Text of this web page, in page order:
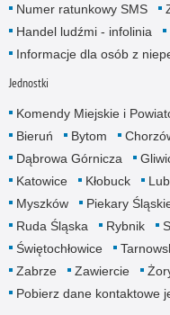
Numer ratunkowy SMS
Handel ludźmi - infolinia
Informacje dla osób z
Jednostki
Komendy Miejskie i
Bieruń
Bytom
Dąbrowa Górnicza
Katowice
Kłobuck
Myszków
Piekary
Ruda Śląska
Rybnik
Świętochłowice
Zabrze
Zawiercie
Pobierz dane kontaktowe